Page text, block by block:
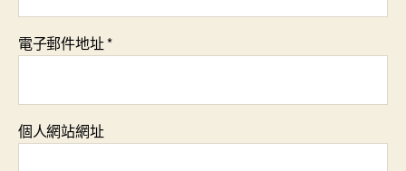
電子郵件地址*
個人網站網址